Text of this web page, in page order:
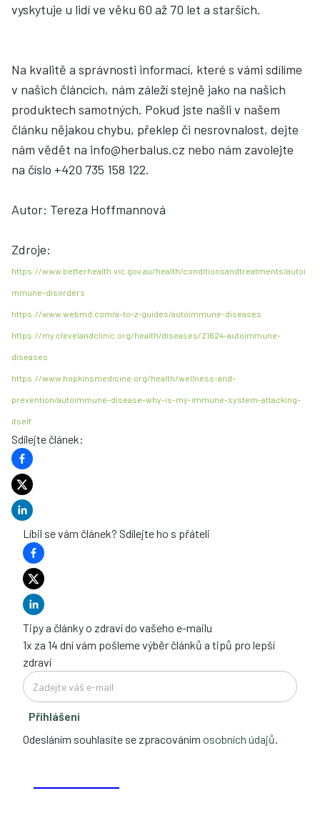
vyskytuje u lidí ve věku 60 až 70 let a starších.
Na kvalitě a správnosti informací, které s vámi sdílíme
v našich článcích, nám záleží stejně jako na našich
produktech samotných. Pokud jste našli v našem
článku nějakou chybu, překlep či nesrovnalost, dejte
nám vědět na info@herbalus.cz nebo nám zavolejte
na číslo +420 735 158 122.
Autor: Tereza Hoffmannová
Zdroje:
https://www.betterhealth.vic.gov.au/health/conditionsandtreatments/autoi
mmune-disorders
https://www.webmd.com/a-to-z-guides/autoimmune-diseases
https://my.clevelandclinic.org/health/diseases/21624-autoimmune-
diseases
https://www.hopkinsmedicine.org/health/wellness-and-
prevention/autoimmune-disease-why-is-my-immune-system-attacking-
itself
Sdílejte článek:
Líbil se vám článek? Sdílejte ho s přáteli
Tipy a články o zdraví do vašeho e-mailu
1x za 14 dní vám pošleme výběr článků a tipů pro lepší
zdraví
Přihlášení
Odesláním souhlasíte se zpracováním osobních údajů